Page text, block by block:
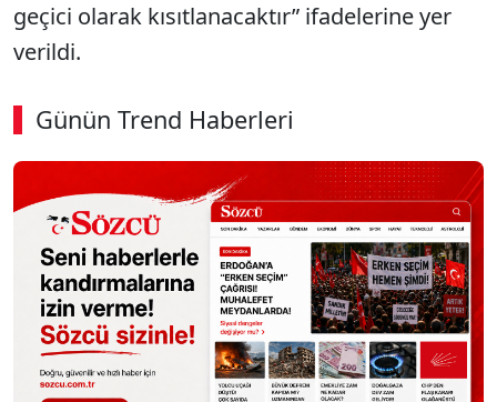
geçici olarak kısıtlanacaktır” ifadelerine yer
verildi.
Günün Trend Haberleri
00:02 / 08:15
Sesi Aç